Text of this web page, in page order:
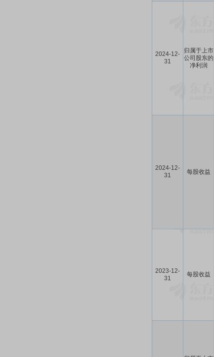
2024-12-
31
归属于上市
公司股东的
净利润
2024-12-
31
每股收益
2023-12-
31
每股收益